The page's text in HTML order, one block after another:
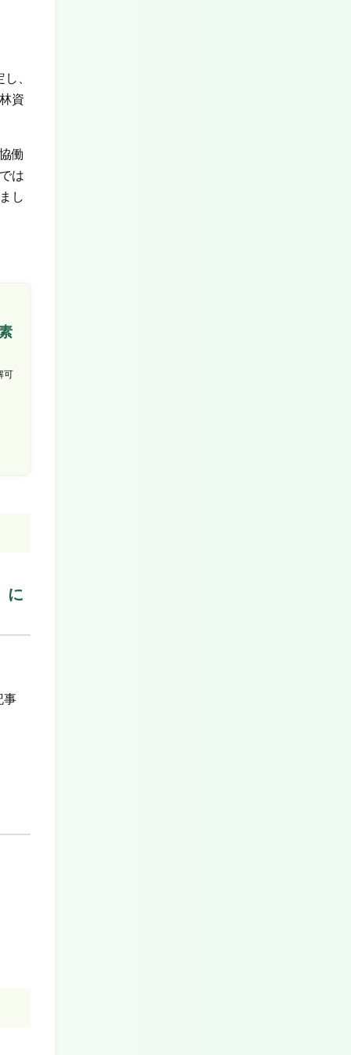
、
資
働
は
し
可
に
事